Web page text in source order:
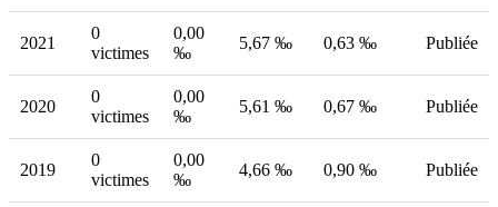
2021
0
victimes
0,00
‰
5,67 ‰ 0,63 ‰ Publiée
2020
0
victimes
0,00
‰
5,61 ‰ 0,67 ‰ Publiée
2019
0
victimes
0,00
‰
4,66 ‰ 0,90 ‰ Publiée